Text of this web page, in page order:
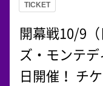
TICKET
開幕戦10/9
ズ・モンテ
日開催！ チ